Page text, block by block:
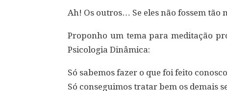
Ah! Os outros… Se eles não fossem tão
Proponho um tema para meditação
Psicologia Dinâmica:
Só sabemos fazer o que foi feito
Só conseguimos tratar bem os demais